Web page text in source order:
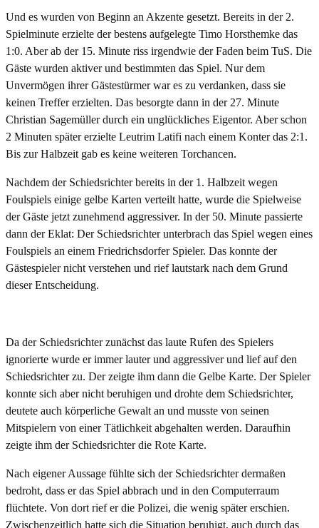
Und es wurden von Beginn an Akzente gesetzt. Bereits in der 2.
Spielminute erzielte der bestens aufgelegte Timo Horsthemke das
1:0. Aber ab der 15. Minute riss irgendwie der Faden beim TuS. Die
Gäste wurden aktiver und bestimmten das Spiel. Nur dem
Unvermögen ihrer Gästestürmer war es zu verdanken, dass sie
keinen Treffer erzielten. Das besorgte dann in der 27. Minute
Christian Sagemüller durch ein unglückliches Eigentor. Aber schon
2 Minuten später erzielte Leutrim Latifi nach einem Konter das 2:1.
Bis zur Halbzeit gab es keine weiteren Torchancen.
Nachdem der Schiedsrichter bereits in der 1. Halbzeit wegen
Foulspiels einige gelbe Karten verteilt hatte, wurde die Spielweise
der Gäste jetzt zunehmend aggressiver. In der 50. Minute passierte
dann der Eklat: Der Schiedsrichter unterbrach das Spiel wegen eines
Foulspiels an einem Friedrichsdorfer Spieler. Das konnte der
Gästespieler nicht verstehen und rief lautstark nach dem Grund
dieser Entscheidung.
Da der Schiedsrichter zunächst das laute Rufen des Spielers
ignorierte wurde er immer lauter und aggressiver und lief auf den
Schiedsrichter zu. Der zeigte ihm dann die Gelbe Karte. Der Spieler
konnte sich aber nicht beruhigen und drohte dem Schiedsrichter,
deutete auch körperliche Gewalt an und musste von seinen
Mitspielern von einer Tätlichkeit abgehalten werden. Daraufhin
zeigte ihm der Schiedsrichter die Rote Karte.
Nach eigener Aussage fühlte sich der Schiedsrichter dermaßen
bedroht, dass er das Spiel abbrach und in den Computerraum
flüchtete. Von dort rief er die Polizei, die wenig später erschien.
Zwischenzeitlich hatte sich die Situation beruhigt, auch durch das